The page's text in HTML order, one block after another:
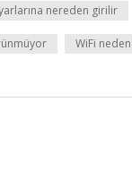
nereden girilir
WiFi